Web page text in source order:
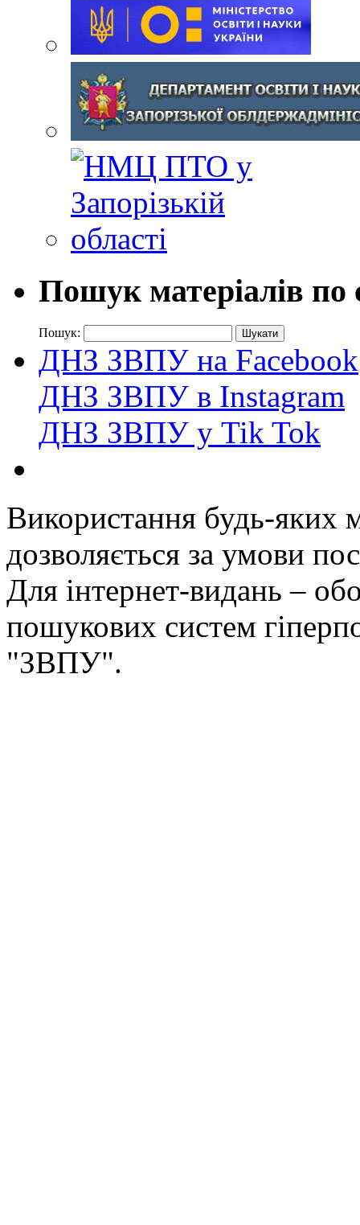
Пошук матеріалів по
Пошук:
ДНЗ ЗВПУ на Facebook
ДНЗ ЗВПУ в Instagram
ДНЗ ЗВПУ у Tik Tok
Використання будь-яких
дозволяється за умови
Для інтернет-видань –
пошукових систем
"ЗВПУ".